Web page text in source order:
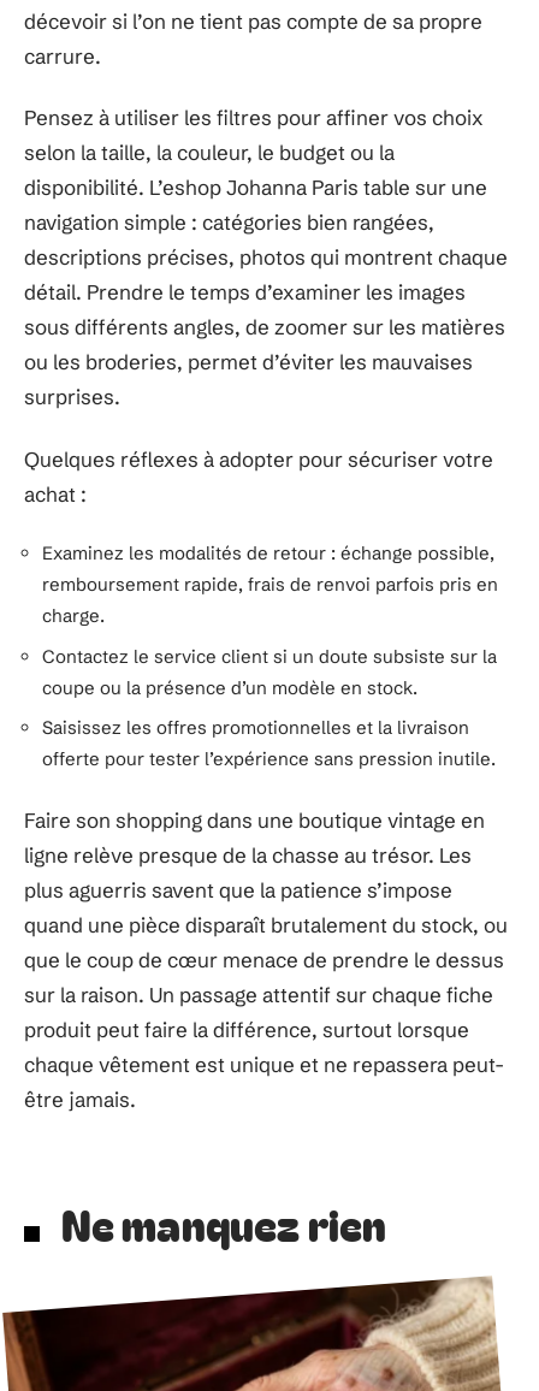
décevoir si l’on ne tient pas compte de sa propre
carrure.
Pensez à utiliser les filtres pour affiner vos choix
selon la taille, la couleur, le budget ou la
disponibilité. L’eshop Johanna Paris table sur une
navigation simple : catégories bien rangées,
descriptions précises, photos qui montrent chaque
détail. Prendre le temps d’examiner les images
sous différents angles, de zoomer sur les matières
ou les broderies, permet d’éviter les mauvaises
surprises.
Quelques réflexes à adopter pour sécuriser votre
achat :
Examinez les modalités de retour : échange possible,
remboursement rapide, frais de renvoi parfois pris en
charge.
Contactez le service client si un doute subsiste sur la
coupe ou la présence d’un modèle en stock.
Saisissez les offres promotionnelles et la livraison
offerte pour tester l’expérience sans pression inutile.
Faire son shopping dans une boutique vintage en
ligne relève presque de la chasse au trésor. Les
plus aguerris savent que la patience s’impose
quand une pièce disparaît brutalement du stock, ou
que le coup de cœur menace de prendre le dessus
sur la raison. Un passage attentif sur chaque fiche
produit peut faire la différence, surtout lorsque
chaque vêtement est unique et ne repassera peut-
être jamais.
Ne manquez rien